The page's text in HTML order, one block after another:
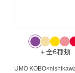
＋全6種類
UMO